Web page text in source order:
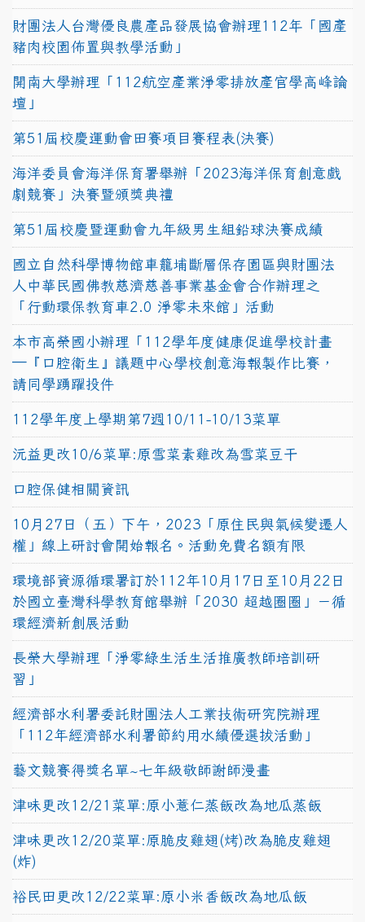
財團法人台灣優良農產品發展協會辦理112年「國產
豬肉校園佈置與教學活動」
開南大學辦理「112航空產業淨零排放產官學高峰論
壇」
第51屆校慶運動會田賽項目賽程表(決賽)
海洋委員會海洋保育署舉辦「2023海洋保育創意戲
劇競賽」決賽暨頒獎典禮
第51屆校慶暨運動會九年級男生組鉛球決賽成績
國立自然科學博物館車籠埔斷層保存園區與財團法
人中華民國佛教慈濟慈善事業基金會合作辦理之
「行動環保教育車2.0 淨零未來館」活動
本市高榮國小辦理「112學年度健康促進學校計畫
─『口腔衛生』議題中心學校創意海報製作比賽，
請同學踴躍投件
112學年度上學期第7週10/11-10/13菜單
沅益更改10/6菜單:原雪菜素雞改為雪菜豆干
口腔保健相關資訊
10月27日（五）下午，2023「原住民與氣候變遷人
權」線上研討會開始報名。活動免費名額有限
環境部資源循環署訂於112年10月17日至10月22日
於國立臺灣科學教育館舉辦「2030 超越圈圈」－循
環經濟新創展活動
長榮大學辦理「淨零綠生活生活推廣教師培訓研
習」
經濟部水利署委託財團法人工業技術研究院辦理
「112年經濟部水利署節約用水績優選拔活動」
藝文競賽得獎名單~七年級敬師謝師漫畫
津味更改12/21菜單:原小薏仁蒸飯改為地瓜蒸飯
津味更改12/20菜單:原脆皮雞翅(烤)改為脆皮雞翅
(炸)
裕民田更改12/22菜單:原小米香飯改為地瓜飯